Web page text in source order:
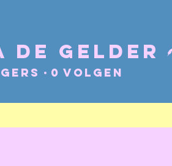
De Gelder
0 Volgen